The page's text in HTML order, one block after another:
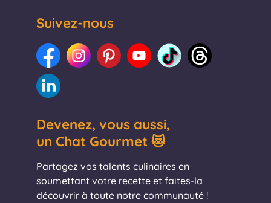
Suivez-nous
Devenez, vous aussi,
un Chat Gourmet 😻
Partagez vos talents culinaires en
soumettant votre recette et faites-la
découvrir à toute notre communauté !